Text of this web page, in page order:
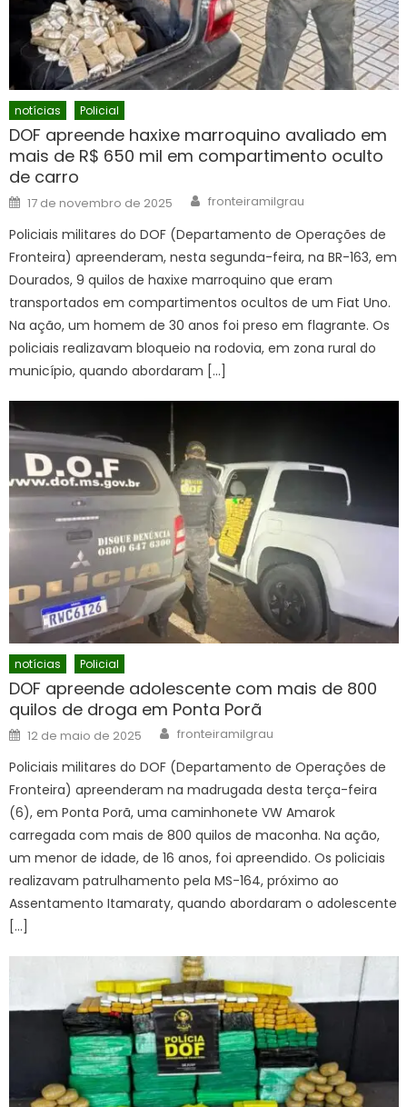
notícias Policial
DOF apreende haxixe marroquino avaliado em
mais de R$ 650 mil em compartimento oculto
de carro
Posted
on
17 de novembro de 2025 Author
fronteiramilgrau
Policiais militares do DOF (Departamento de Operações de
Fronteira) apreenderam, nesta segunda-feira, na BR-163, em
Dourados, 9 quilos de haxixe marroquino que eram
transportados em compartimentos ocultos de um Fiat Uno.
Na ação, um homem de 30 anos foi preso em flagrante. Os
policiais realizavam bloqueio na rodovia, em zona rural do
município, quando abordaram […]
notícias Policial
DOF apreende adolescente com mais de 800
quilos de droga em Ponta Porã
Posted
on
12 de maio de 2025 Author
fronteiramilgrau
Policiais militares do DOF (Departamento de Operações de
Fronteira) apreenderam na madrugada desta terça-feira
(6), em Ponta Porã, uma caminhonete VW Amarok
carregada com mais de 800 quilos de maconha. Na ação,
um menor de idade, de 16 anos, foi apreendido. Os policiais
realizavam patrulhamento pela MS-164, próximo ao
Assentamento Itamaraty, quando abordaram o adolescente
[…]